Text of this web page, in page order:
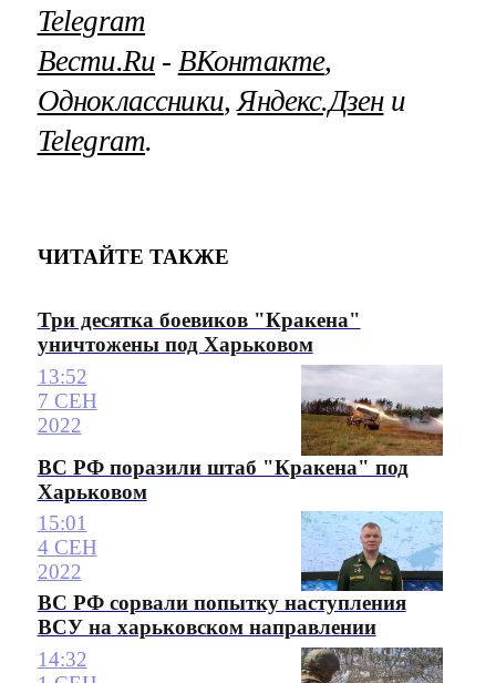
Telegram
Вести.Ru ‐ ВКонтакте,
Одноклассники,Яндекс.Дзени
Telegram.
ЧИТАЙТЕ ТАКЖЕ
Три десятка боевиков "Кракена"
уничтожены под Харьковом
13:52
7 СЕН
2022
ВС РФ поразили штаб "Кракена" под
Харьковом
15:01
4 СЕН
2022
ВС РФ сорвали попытку наступления
ВСУ на харьковском направлении
14:32